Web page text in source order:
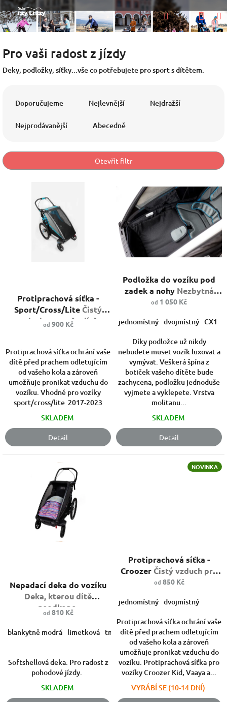
Přejít
na
obsah
HledatPřihlášení
Pro vaši radost z jízdy
Deky, podložky, síťky...vše co potřebujete pro sport s dítětem.
p
r
Doporučujeme Nejlevnější Nejdražší
Nejprodávanější Abecedně
Otevřít filtr
hodnocení
produktu
je
5,0
hvězdiček.
Protiprachová síťka -
Sport/Cross/LiteČistý
vzduch pro vaše dítě.
od 900 Kč
Protiprachová síťka ochrání vaše
dítě před prachem odletujícím
od vašeho kola a zároveň
umožňuje pronikat vzduchu do
vozíku. Vhodné pro vozíky
sport/cross/lite 2017-2023
SKLADEM
Detail
hodnocení
produktu
je
z
hvězdiček.
Podložka do vozíku pod
zadek a nohy Nezbytná
vychytávka pro váš vozík
od 1 050 Kč
jednomístný dvojmístný CX1
Díky podložce už nikdy
nebudete muset vozík luxovat a
vymývat. Veškerá špína z
botiček vašeho dítěte bude
zachycena, podložku jednoduše
vyjmete a vyklepete. Vrstva
molitanu...
SKLADEM
Detail
produktu
je
5,0
5
Nepadací deka do vozíku
Deka, kterou dítě
neodkope.
od 810 Kč
blankytně modrá limetková tmavě šedá na přání zvířátka na
Softshellová deka. Pro radost z
pohodové jízdy.
SKLADEM
NOVINKA
hodnocení
produktu
je
z
hvězdiček.
Protiprachová síťka -
CroozerČistý vzduch pro
vaše dítě.
od 850 Kč
jednomístný dvojmístný
Protiprachová síťka ochrání vaše
dítě před prachem odletujícím
od vašeho kola a zároveň
umožňuje pronikat vzduchu do
vozíku. Protiprachová síťka pro
vozíky Croozer Kid, Vaaya a...
VYRÁBÍ SE (10-14 DNÍ)